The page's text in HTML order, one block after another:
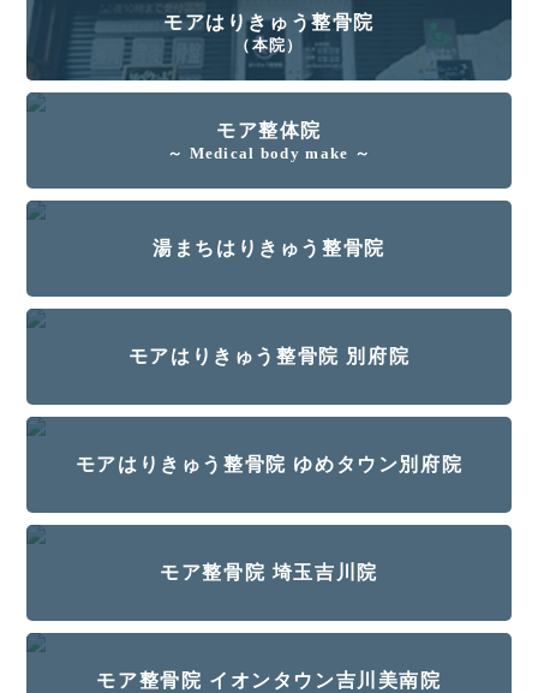
モアはりきゅう整骨院
（本院）
モア整体院
～ Medical body make ～
湯まちはりきゅう整骨院
モアはりきゅう整骨院 別府院
モアはりきゅう整骨院 ゆめタウン別府院
モア整骨院 埼玉吉川院
モア整骨院 イオンタウン吉川美南院